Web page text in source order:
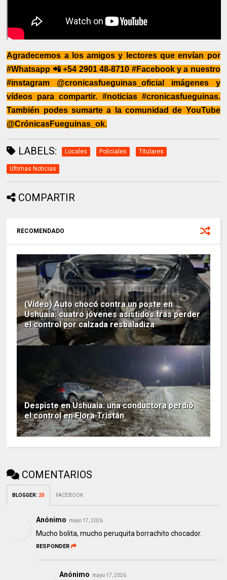
Agradecemos a los amigos y lectores que envían por
#Whatsapp 📲 +54 2901 48-8710 #Facebook y a nuestro
#instagram @cronicasfueguinas_oficial imágenes y
vídeos para compartir. #noticias #cronicasfueguinas.
También podes sumarte a la comunidad de YouTube
@CrónicasFueguinas_ok.
LABELS: Locales Policiales Titulares
Ultimas Noticias
COMPARTIR
RECOMENDADO
(Vídeo) Auto chocó contra un poste en
Ushuaia: cuatro jóvenes asistidos tras perder
el control por calzada resbaladiza
Despiste en Ushuaia: una conductora perdió
el control en Flora Tristán
COMENTARIOS
BLOGGER: 20 FACEBOOK
Anónimo mayo 17, 2026
Mucho bolita, mucho peruquita borrachito chocador.
RESPONDER
Anónimo mayo 17, 2026